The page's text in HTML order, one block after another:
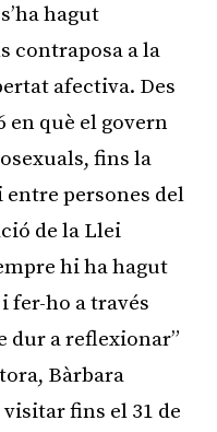
hagut
contraposa a la
afectiva. Des
en què el govern
fins la
persones del
de la Llei
hi ha hagut
fer-ho a través
dur a reflexionar”
Bàrbara
visitar fins el 31 de